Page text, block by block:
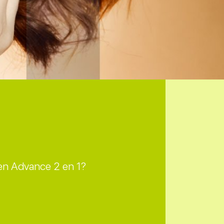
Advance 2 en 1?